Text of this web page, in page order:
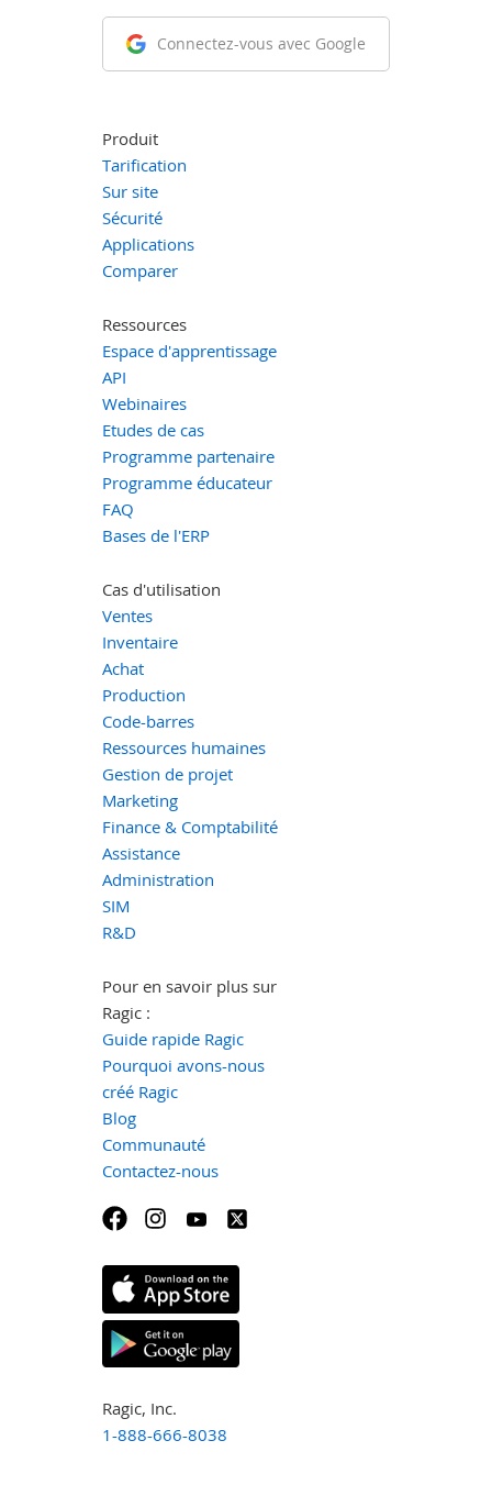
Connectez-vous avec Google
Produit
Tarification
Sur site
Sécurité
Applications
Comparer
Ressources
Espace d'apprentissage
API
Webinaires
Etudes de cas
Programme partenaire
Programme éducateur
FAQ
Bases de l'ERP
Cas d'utilisation
Ventes
Inventaire
Achat
Production
Code-barres
Ressources humaines
Gestion de projet
Marketing
Finance & Comptabilité
Assistance
Administration
SIM
R&D
Pour en savoir plus sur
Ragic :
Guide rapide Ragic
Pourquoi avons-nous
créé Ragic
Blog
Communauté
Contactez-nous
Ragic, Inc.
1-888-666-8038